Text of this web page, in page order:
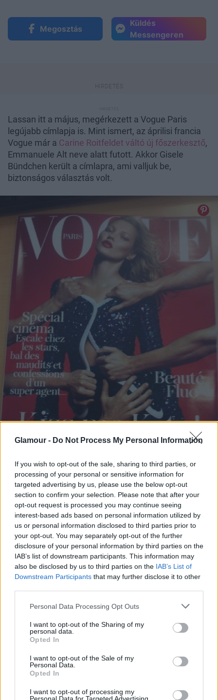
Glamour - Do Not Process My Personal Information
If you wish to opt-out of the sale, sharing to third parties, or
processing of your personal or sensitive information for
targeted advertising by us, please use the below opt-out
section to confirm your selection. Please note that after your
opt-out request is processed you may continue seeing
interest-based ads based on personal information utilized by
us or personal information disclosed to third parties prior to
your opt-out. You may separately opt-out of the further
disclosure of your personal information by third parties on the
IAB’s list of downstream participants. This information may
also be disclosed by us to third parties on the IAB’s List of
Downstream Participants that may further disclose it to other
Please note that this website/app uses one or more Google
not limited to your visit or usage behaviour. You may click to
grant or deny consent to Google and its third-party tags to
use your data for below specified purposes in below Google
consent section.
Personal Data Processing Opt Outs
I want to opt-out of the Sharing of my
personal data.
Opted In
I want to opt-out of the Sale of my
Personal Data.
Opted In
I want to opt-out of processing my
Megosztás
Küldés
Messengeren
Lassan itt a május, megérkezett a Vogue Paris
legújabb címlapja is. Mint ismert, az áprilisi francia
Vogue már a Carine Roitfeldet váltó új főszerkesztő,
Emmanuele Alt neve alatt futott. Akkor Gisele
Bündchen került a címlapra, ami valljuk be,
biztonságos választás volt.
kate-moss-vogue-paris-emmanuele-alt-460-
d0000B61162c4b21ff29d.jpg